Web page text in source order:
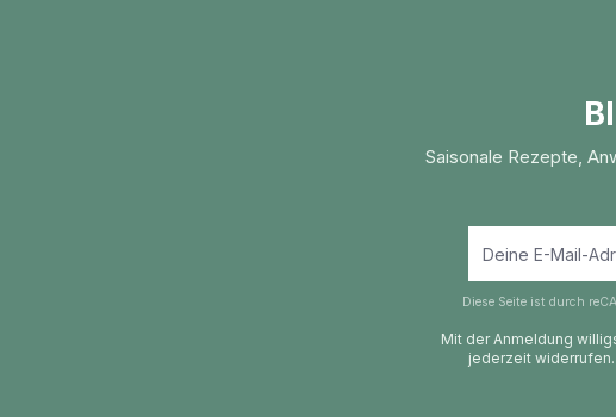
Saisonale Rezepte,
Diese Seite ist durch
Mit der Anmeldung
jederzeit